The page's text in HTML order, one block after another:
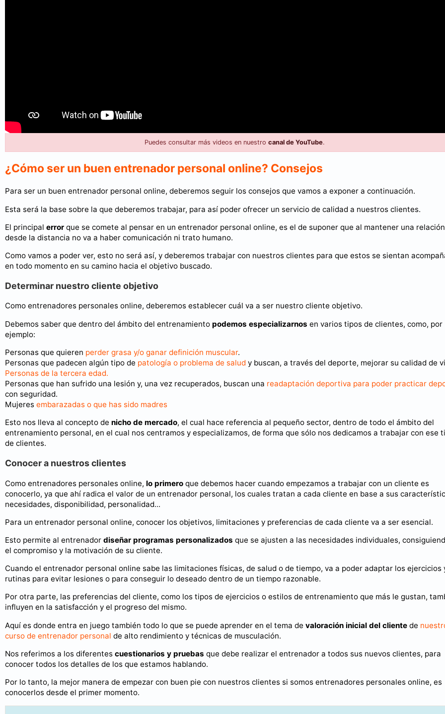
Puedes consultar más videos en nuestro canal de YouTube.
¿Cómo ser un buen entrenador personal online? Consejos
Para ser un buen entrenador personal online, deberemos seguir los consejos que vamos a exponer a continuación.
Esta será la base sobre la que deberemos trabajar, para así poder ofrecer un servicio de calidad a nuestros clientes.
El principal error que se comete al pensar en un entrenador personal online, es el de suponer que al mantener una relación
desde la distancia no va a haber comunicación ni trato humano.
Como vamos a poder ver, esto no será así, y deberemos trabajar con nuestros clientes para que estos se sientan
en todo momento en su camino hacia el objetivo buscado.
Determinar nuestro cliente objetivo
Como entrenadores personales online, deberemos establecer cuál va a ser nuestro cliente objetivo.
Debemos saber que dentro del ámbito del entrenamiento podemos especializarnos en varios tipos de clientes, como, por
ejemplo:
Personas que quieren perder grasa y/o ganar definición muscular.
Personas que padecen algún tipo de patología o problema de salud y buscan, a través del deporte, mejorar su calidad de
Personas de la tercera edad.
Personas que han sufrido una lesión y, una vez recuperados, buscan una readaptación deportiva para poder practicar
con seguridad.
Mujeres embarazadas o que has sido madres
Esto nos lleva al concepto de nicho de mercado, el cual hace referencia al pequeño sector, dentro de todo el ámbito del
entrenamiento personal, en el cual nos centramos y especializamos, de forma que sólo nos dedicamos a trabajar con ese
de clientes.
Conocer a nuestros clientes
Como entrenadores personales online, lo primero que debemos hacer cuando empezamos a trabajar con un cliente es
conocerlo, ya que ahí radica el valor de un entrenador personal, los cuales tratan a cada cliente en base a sus
necesidades, disponibilidad, personalidad...
Para un entrenador personal online, conocer los objetivos, limitaciones y preferencias de cada cliente va a ser esencial.
Esto permite al entrenador diseñar programas personalizados que se ajusten a las necesidades individuales,
el compromiso y la motivación de su cliente.
Cuando el entrenador personal online sabe las limitaciones físicas, de salud o de tiempo, va a poder adaptar los ejercicios
rutinas para evitar lesiones o para conseguir lo deseado dentro de un tiempo razonable.
Por otra parte, las preferencias del cliente, como los tipos de ejercicios o estilos de entrenamiento que más le gustan,
influyen en la satisfacción y el progreso del mismo.
Aquí es donde entra en juego también todo lo que se puede aprender en el tema de valoración inicial del cliente de
curso de entrenador personal de alto rendimiento y técnicas de musculación.
Nos referimos a los diferentes cuestionarios y pruebas que debe realizar el entrenador a todos sus nuevos clientes, para
conocer todos los detalles de los que estamos hablando.
Por lo tanto, la mejor manera de empezar con buen pie con nuestros clientes si somos entrenadores personales online, es
conocerlos desde el primer momento.